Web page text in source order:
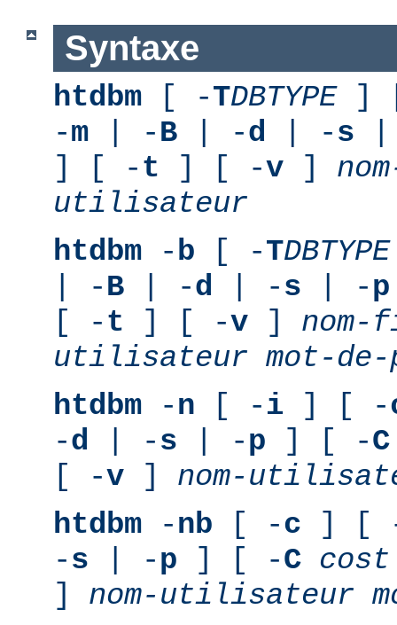
Syntaxe
htdbm [ -TDBTYPE]
-m | -B | -d | -s
] [ -t ] [ -v ]
utilisateur
htdbm -b [ -TDBTYPE
| -B | -d | -s | -p
[ -t ] [ -v ]
utilisateur mot-de-
htdbm -n [ -i ] [ -
-d | -s | -p ] [ -C
[ -v ] nom-
htdbm -nb [ -c ] [
-s | -p ] [ -C cost
] nom-utilisateur